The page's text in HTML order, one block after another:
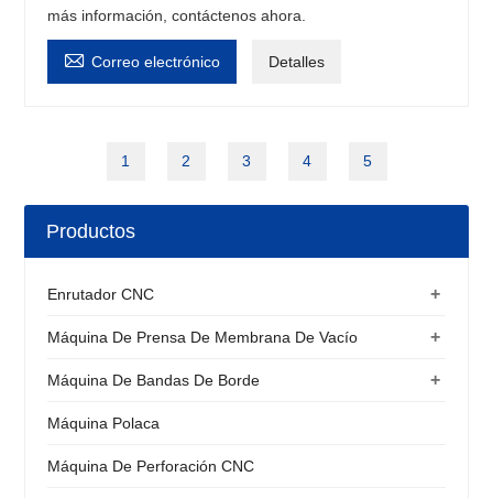
más información, contáctenos ahora.
 Correo electrónico Detalles
1 2 3 4 5
Productos
+
Enrutador CNC
+
Máquina De Prensa De Membrana De Vacío
+
Máquina De Bandas De Borde
Máquina Polaca
Máquina De Perforación CNC